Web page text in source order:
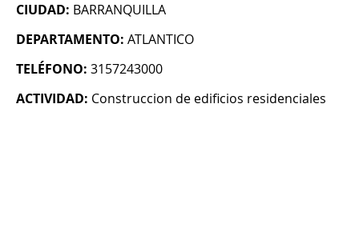
CIUDAD: BARRANQUILLA
DEPARTAMENTO: ATLANTICO
TELÉFONO: 3157243000
ACTIVIDAD: Construccion de edificios residenciales